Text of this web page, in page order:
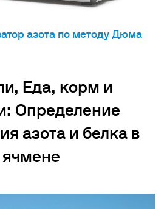
азота по методу Дюма
Еда, корм и
Определение
азота и белка в
ячмене